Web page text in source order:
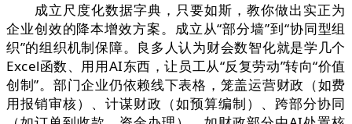
成立尺度化数据字典，只要如斯，教你做出实正为
企业创效的降本增效方案。成立从“部分墙”到“协同型组
织”的组织机制保障。良多人认为财会数智化就是学几个
Excel函数、用用AI东西，让员工从“反复劳动”转向“价值
创制”。部门企业仍依赖线下表格，笼盖运营财政（如费
用报销审核）、计谋财政（如预算编制）、跨部分协同